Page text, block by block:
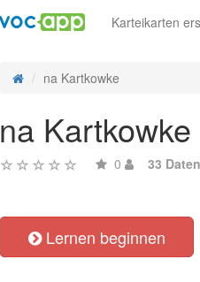
Karteikarten
na Kartkowke
na Kartkowke
0 33
Lernen beginnen